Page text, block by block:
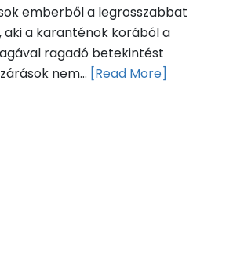
emberből a legrosszabbat
aki a karanténok korából a
ragadó betekintést
nem... [Read More]